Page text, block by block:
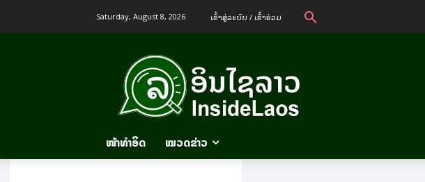
Saturday, August 8, 2026 ເຂົ້າ​ສູ່​ລະ​ບົບ / ເຂົ້າ​ຮ່ວມ
ໜ້າທຳອິດ ໝວດຂ່າວ